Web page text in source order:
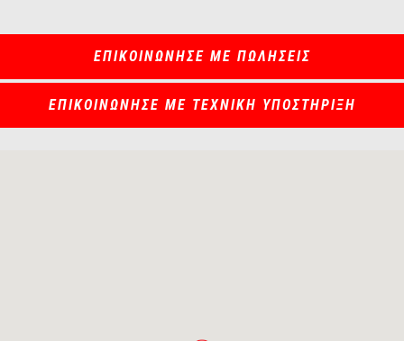
ΕΠΙΚΟΙΝΩΝΗΣΕ ΜΕ ΠΩΛΗΣΕΙΣ
ΕΠΙΚΟΙΝΩΝΗΣΕ ΜΕ ΤΕΧΝΙΚΗ ΥΠΟΣΤΗΡΙΞΗ